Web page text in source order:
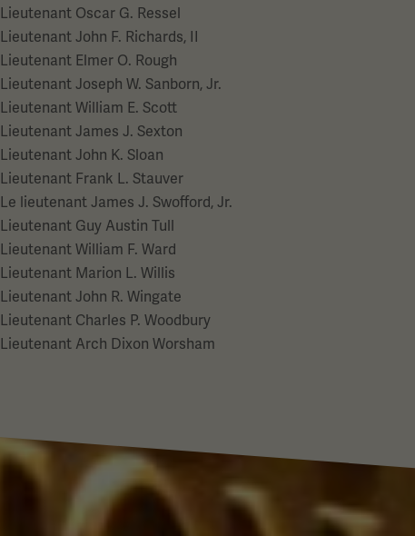
Lieutenant Oscar G. Ressel
Lieutenant John F. Richards, II
Lieutenant Elmer O. Rough
Lieutenant Joseph W. Sanborn, Jr.
Lieutenant William E. Scott
Lieutenant James J. Sexton
Lieutenant John K. Sloan
Lieutenant Frank L. Stauver
Le lieutenant James J. Swofford, Jr.
Lieutenant Guy Austin Tull
Lieutenant William F. Ward
Lieutenant Marion L. Willis
Lieutenant John R. Wingate
Lieutenant Charles P. Woodbury
Lieutenant Arch Dixon Worsham